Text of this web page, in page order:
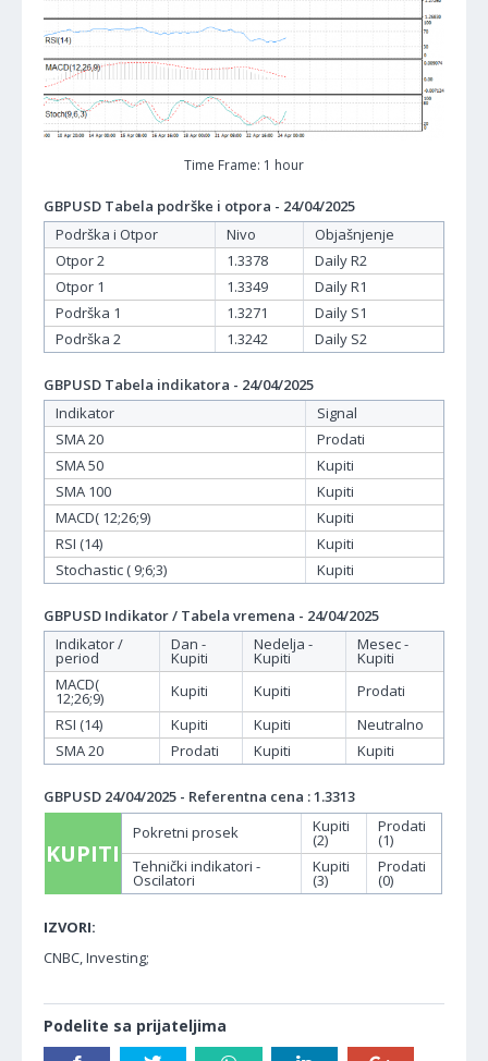
Time Frame: 1 hour
GBPUSD Tabela podrške i otpora - 24/04/2025
Podrška i Otpor
Nivo
Objašnjenje
Otpor 2
1.3378
Daily R2
Otpor 1
1.3349
Daily R1
Podrška 1
1.3271
Daily S1
Podrška 2
1.3242 Daily S2
GBPUSD Tabela indikatora - 24/04/2025
Indikator
Signal
SMA 20
Prodati
SMA 50
Kupiti
SMA 100
Kupiti
MACD( 12;26;9)
Kupiti
RSI (14)
Kupiti
Stochastic ( 9;6;3)
Kupiti
GBPUSD Indikator / Tabela vremena - 24/04/2025
Indikator /
period
Dan -
Kupiti
Nedelja -
Kupiti
Mesec -
Kupiti
MACD(
12;26;9) Kupiti Kupiti
Prodati
RSI (14)
Kupiti Kupiti
Neutralno
SMA 20
Prodati Kupiti Kupiti
GBPUSD 24/04/2025 - Referentna cena : 1.3313
KUPITI
Pokretni prosek Kupiti
(2)
Prodati
(1)
Tehnički indikatori -
Oscilatori
Kupiti
(3)
Prodati
(0)
IZVORI:
CNBC, Investing;
Podelite sa prijateljima